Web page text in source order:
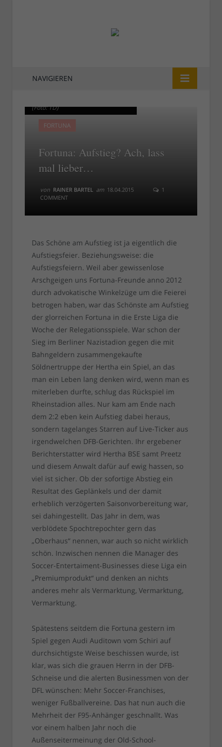
NAVIGIEREN
(Foto: TD)
FORTUNA
Fortuna: Aufstieg? Ach, lass
mal lieber…
von RAINER BARTEL am 18.04.2015
1
COMMENT
(Foto: TD)
Das Schöne am Aufstieg ist ja eigentlich die
Aufstiegsfeier. Beziehungsweise: die
Aufstiegsfeiern. Weil aber gewissenlose
Arschgeigen uns Fortuna-Freunde anno 2012
durch advokatische Winkelzüge um die Feierei
betrogen haben, war das Schönste am Aufstieg
der glorreichen Fortuna in die Erste Liga die
Woche der Relegationsspiele. War schon der
Sieg im Berliner Nazistadion gegen die mit
Bahngeldern zusammengekaufte
Söldnertruppe der Hertha ein Spiel, an das
man ein Leben lang denken wird, wenn man es
miterleben durfte, schlug das Rückspiel im
Rheinstadion alles. Nur kam am Ende nach
dem 2:2 eben kein Aufstieg dabei heraus,
sondern tagelanges Starren auf Live-Ticker aus
irgendwelchen DFB-Gerichten. Ihr ergebener
Berichterstatter wird Hertha BSE samt Preetz
und diesem Anwalt dafür auf ewig hassen, so
viel ist sicher. Ob der sofortige Abstieg ein
Resultat des Geplänkels und der damit
erheblich verzögerten Saisonvorbereitung war,
sei dahingestellt. Das Jahr in dem, was
verblödete Spochtrepochter gern das
„Oberhaus“ nennen, war auch so nicht wirklich
schön. Inzwischen nennen die Manager des
Soccer-Entertaiment-Businesses diese Liga ein
„Premiumprodukt“ und denken an nichts
anderes mehr als Vermarktung, Vermarktung,
Vermarktung.
Spätestens seitdem die Fortuna gestern im
Spiel gegen Audi Auditown vom Schiri auf
durchsichtigste Weise beschissen wurde, ist
klar, was sich die grauen Herrn in der DFB-
Schneise und die alerten Businessmen von der
DFL wünschen: Mehr Soccer-Franchises,
weniger Fußballvereine. Das hat nun auch die
Mehrheit der F95-Anhänger geschnallt. Was
vor einem halben Jahr noch die
Außenseitermeinung der Old-School-